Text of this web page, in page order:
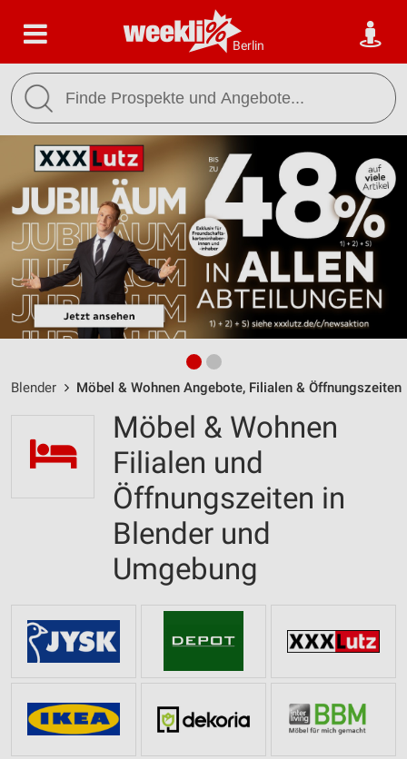
Berlin
Blender Möbel & Wohnen Angebote, Filialen & Öffnungszeiten
Möbel & Wohnen
Filialen und
Öffnungszeiten in
Blender und
Umgebung